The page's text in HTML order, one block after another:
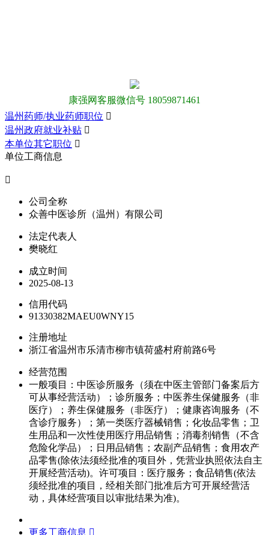
康强网客服微信号 18059871461
温州药师/执业药师职位 
温州政府就业补贴 
本单位其它职位 
单位工商信息

公司全称
众善中医诊所（温州）有限公司
法定代表人
樊晓红
成立时间
2025-08-13
信用代码
91330382MAEU0WNY15
注册地址
浙江省温州市乐清市柳市镇荷盛村府前路6号
经营范围
一般项目：中医诊所服务（须在中医主管部门备案后方
可从事经营活动）；诊所服务；中医养生保健服务（非
医疗）；养生保健服务（非医疗）；健康咨询服务（不
含诊疗服务）；第一类医疗器械销售；化妆品零售；卫
生用品和一次性使用医疗用品销售；消毒剂销售（不含
危险化学品）；日用品销售；农副产品销售；食用农产
品零售(除依法须经批准的项目外，凭营业执照依法自主
开展经营活动)。许可项目：医疗服务；食品销售(依法
须经批准的项目，经相关部门批准后方可开展经营活
动，具体经营项目以审批结果为准)。
更多工商信息 